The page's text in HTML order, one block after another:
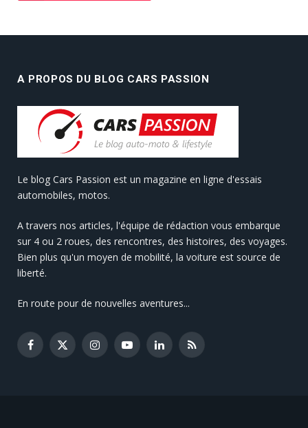
A PROPOS DU BLOG CARS PASSION
Le blog Cars Passion est un magazine en ligne d'essais
automobiles, motos.
A travers nos articles, l'équipe de rédaction vous embarque
sur 4 ou 2 roues, des rencontres, des histoires, des voyages.
Bien plus qu'un moyen de mobilité, la voiture est source de
liberté.
En route pour de nouvelles aventures...
Facebook
X
InstagramYouTubeLinkedInRSS